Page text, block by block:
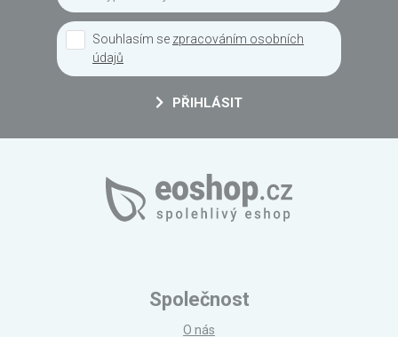
Souhlasím se zpracováním osobních
údajů
PŘIHLÁSIT
Společnost
O nás